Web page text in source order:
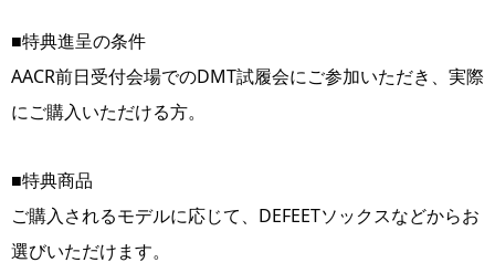
■特典進呈の条件
AACR前日受付会場でのDMT試履会にご参加いただき、実際
にご購入いただける方。
■特典商品
ご購入されるモデルに応じて、DEFEETソックスなどからお
選びいただけます。